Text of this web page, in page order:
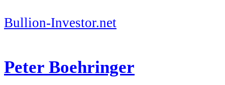
Bullion-Investor.net
Peter Boehringer